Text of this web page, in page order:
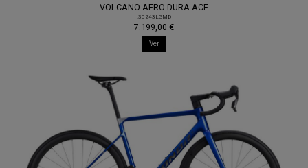
VOLCANO AERO DURA-ACE
.30243LGMD
7.199,00 €
Ver